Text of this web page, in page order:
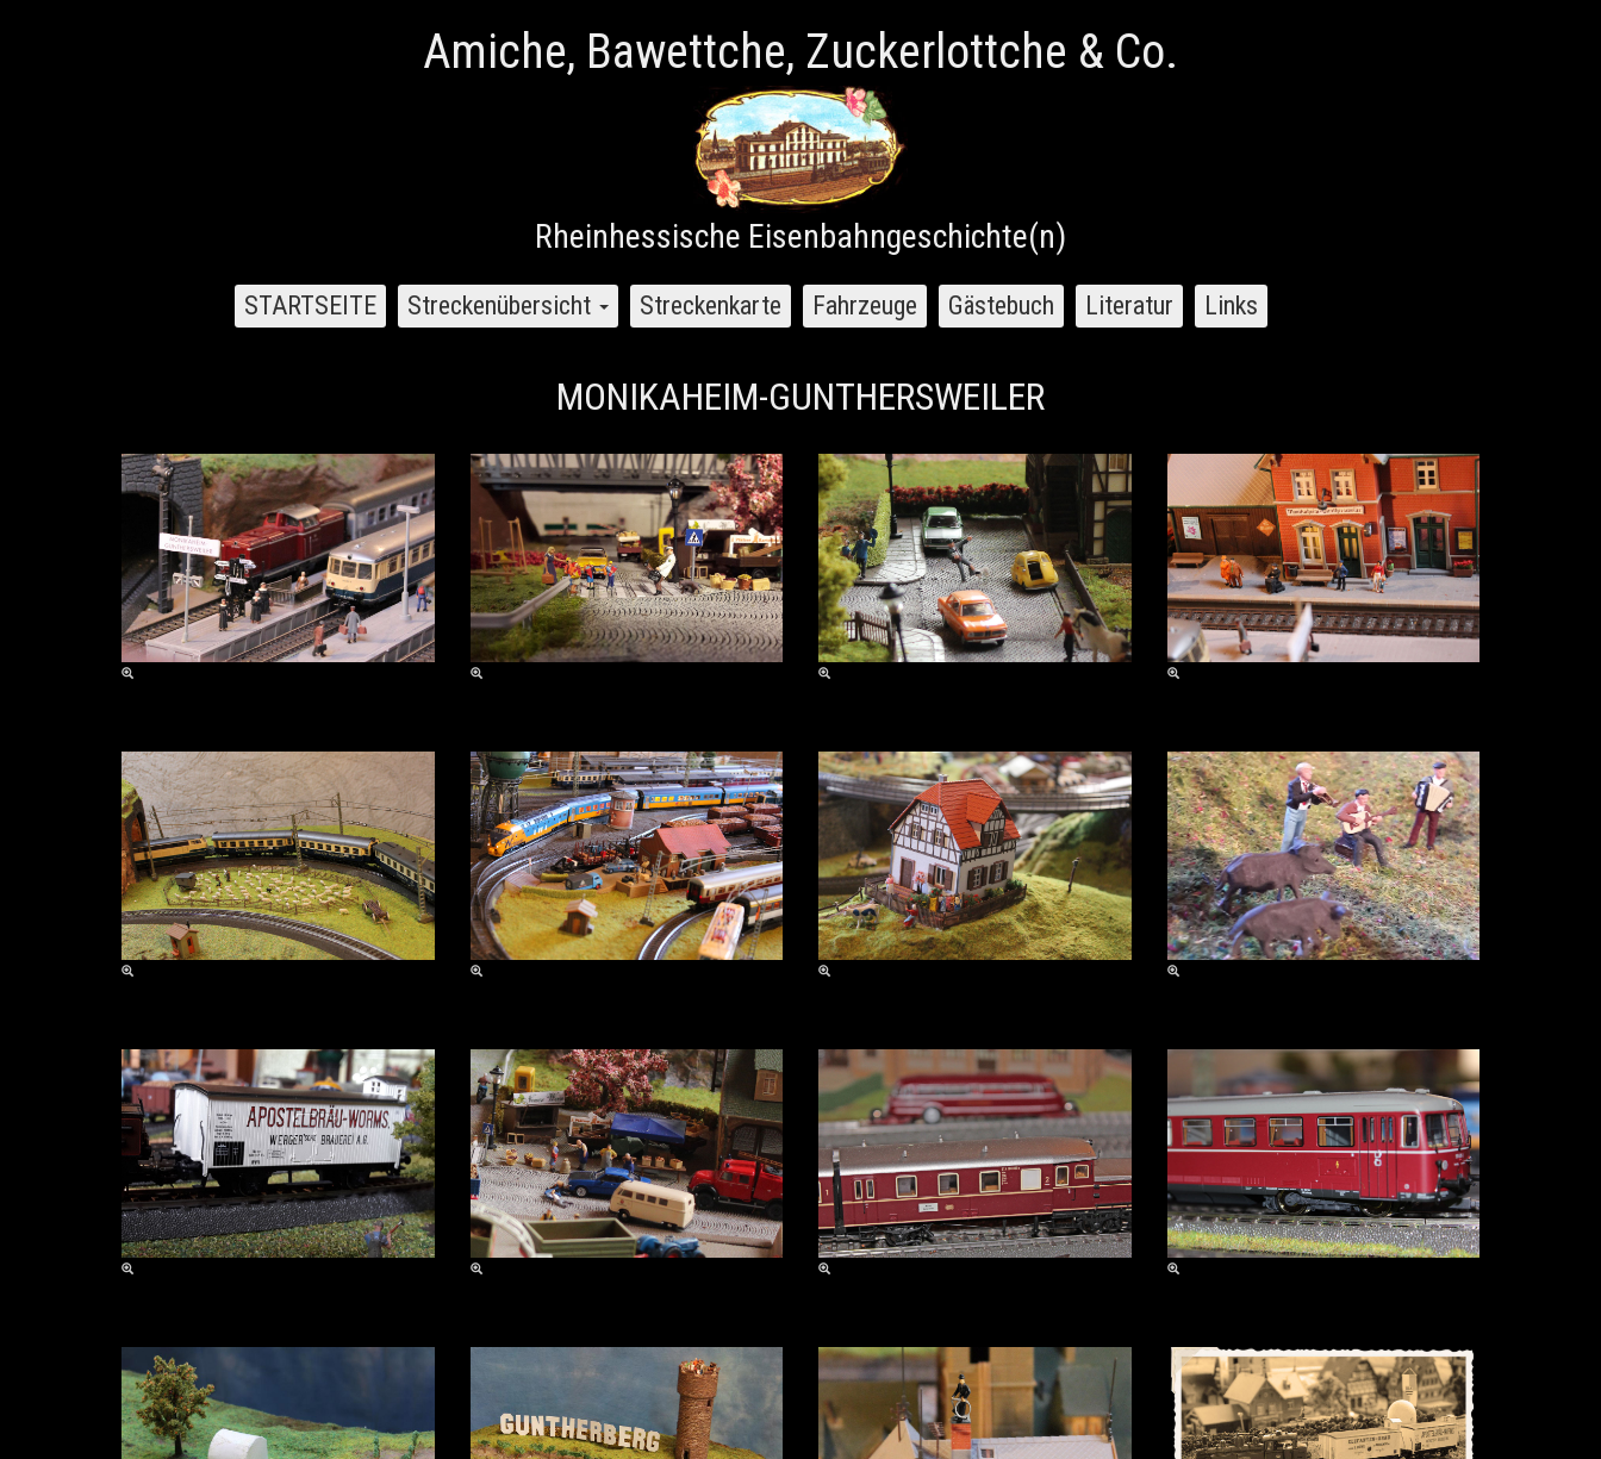
Amiche, Bawettche, Zuckerlottche & Co.
Rheinhessische Eisenbahngeschichte(n)
STARTSEITE Streckenübersicht Streckenkarte Fahrzeuge Gästebuch Literatur Links
MONIKAHEIM-GUNTHERSWEILER